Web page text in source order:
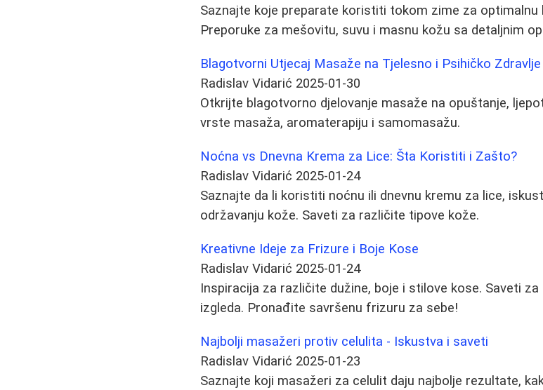
Saznajte koje preparate koristiti tokom zime za optimalnu
Preporuke za mešovitu, suvu i masnu kožu sa detaljnim
Blagotvorni Utjecaj Masaže na Tjelesno i Psihičko Zdravlje
Radislav Vidarić 2025-01-30
Otkrijte blagotvorno djelovanje masaže na opuštanje,
vrste masaža, aromaterapiju i samomasažu.
Noćna vs Dnevna Krema za Lice: Šta Koristiti i Zašto?
Radislav Vidarić 2025-01-24
Saznajte da li koristiti noćnu ili dnevnu kremu za lice,
održavanju kože. Saveti za različite tipove kože.
Kreativne Ideje za Frizure i Boje Kose
Radislav Vidarić 2025-01-24
Inspiracija za različite dužine, boje i stilove kose. Saveti
izgleda. Pronađite savršenu frizuru za sebe!
Najbolji masažeri protiv celulita - Iskustva i saveti
Radislav Vidarić 2025-01-23
Saznajte koji masažeri za celulit daju najbolje rezultate,